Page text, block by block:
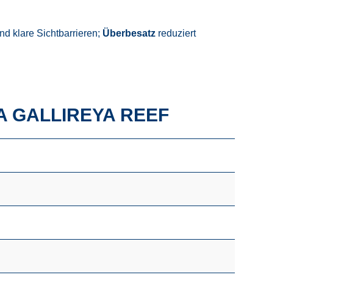
klare Sichtbarrieren; Überbesatzreduziert
GALLIREYA REEF